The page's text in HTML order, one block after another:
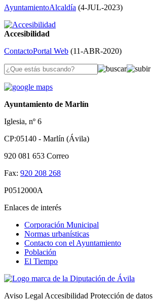
AyuntamientoAlcaldía (4-JUL-2023)
Accesibilidad
ContactoPortal Web (11-ABR-2020)
Ayuntamiento de Marlín
Iglesia, nº 6
CP:05140 - Marlín (Ávila)
920 081 653 Correo
Fax: 920 208 268
P0512000A
Enlaces de interés
Corporación Municipal
Normas urbanísticas
Contacto con el Ayuntamiento
Población
El Tiempo
Aviso LegalAccesibilidad Protección de datos